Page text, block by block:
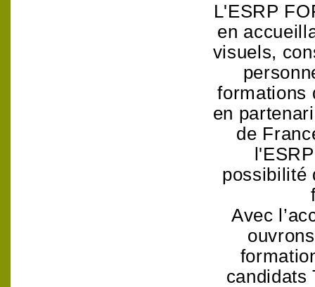
L'ESRP
en
visuels,
formations
en
de
possibilité
Avec
candidats